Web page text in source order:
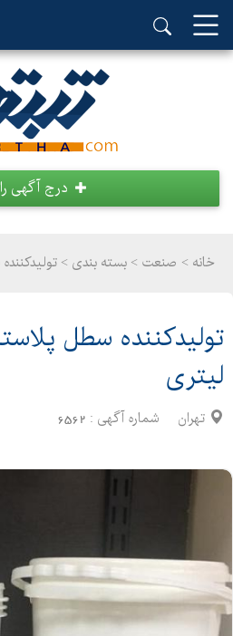
درج آگهی
خانه > صنعت > بسته بندی > تولیدکننده
لیتری
تهران شماره آگهی : 6562